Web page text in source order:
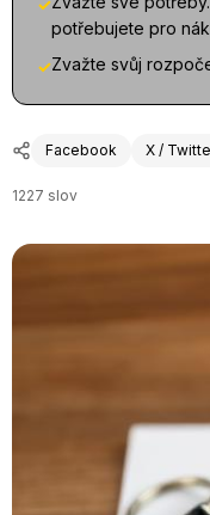
✓
potřebujete pro
✓Zvažte svůj
Facebook X /
1227 slov